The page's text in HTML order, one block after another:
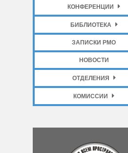
КОНФЕРЕНЦИИ
БИБЛИОТЕКА
ЗАПИСКИ РМО
НОВОСТИ
ОТДЕЛЕНИЯ
КОМИССИИ